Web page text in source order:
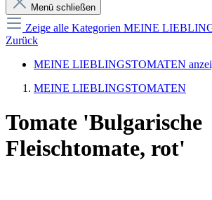
Menü schließen
Zeige alle Kategorien MEINE
Zurück
MEINE LIEBLINGSTOMATEN
MEINE LIEBLINGSTOMATEN
Tomate 'Bulgarische
Fleischtomate, rot'